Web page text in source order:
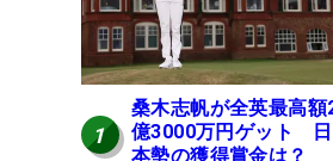
1
桑木志帆が全英最高額
億3000万円ゲット 日
本勢の獲得賞金は？